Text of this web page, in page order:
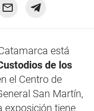
está
de los
el Centro de
San Martín,
exposición tiene